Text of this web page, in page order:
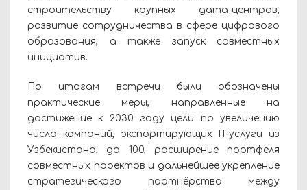
строительству крупных дата-центров,
развитие сотрудничества в сфере цифрового
образования, а также запуск совместных
инициатив.
По итогам встречи были обозначены
практические меры, направленные на
достижение к 2030 году цели по увеличению
числа компаний, экспортирующих IT-услуги из
Узбекистана, до 100, расширение портфеля
совместных проектов и дальнейшее укрепление
стратегического партнёрства между